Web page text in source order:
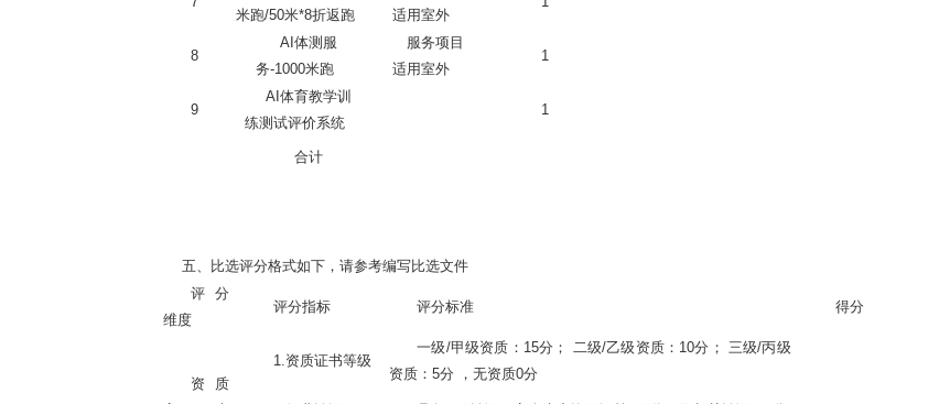
米跑/50米*8折返跑
适用室外
8
AI体测服
务-1000米跑
服务项目
适用室外
1
9
AI体育教学训
练测试评价系统
1
合计
五、比选评分格式如下，请参考编写比选文件
评分
维度
评分指标 评分标准 得分
资质
1.资质证书等级
一级/甲级资质：15分； 二级/乙级资质：10分； 三级/丙级
资质：5分 ，无资质0分